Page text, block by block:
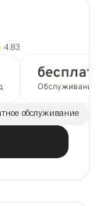
4.83
Обслуживание
обслуживание